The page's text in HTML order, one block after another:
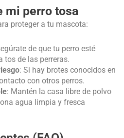
mi perro tosa
proteger a tu mascota:
de que tu perro esté
tos de las perreras.
: Si hay brotes conocidos en
con otros perros.
: Mantén la casa libre de polvo
agua limpia y fresca